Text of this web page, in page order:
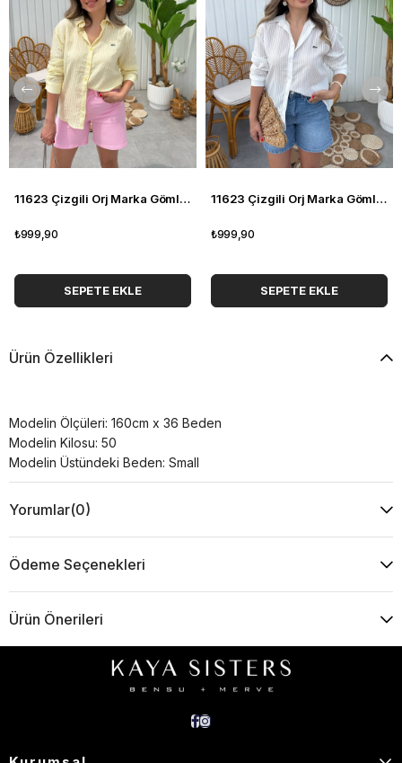
11623 Çizgili Orj Marka Gömlek
₺999,90
SEPETE EKLE
11623 Çizgili Orj Marka Gömlek
₺999,90
SEPETE EKLE
Ürün Özellikleri
Modelin Ölçüleri: 160cm x 36 Beden
Modelin Kilosu: 50
Modelin Üstündeki Beden: Small
Yorumlar(0)
Ödeme Seçenekleri
Ürün Önerileri